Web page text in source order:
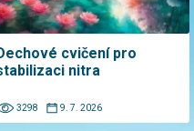
cvičení pro
nitra
3298 9. 7. 2026